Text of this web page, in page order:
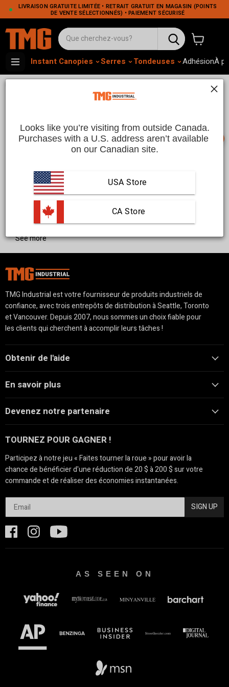
LIVRAISON GRATUITE LIMITÉE • RETRAIT GRATUIT EN MAGASIN (POINTS
DE VENTE SÉLECTIONNÉS) • PAIEMENT SÉCURISÉ
Voir le
Instant Canopies Serres Tondeuses AdhésionÀ
Home
Cribles À Rocher | TMG Industriel
Cribles à Roche | TMG Industrial CA
Améliorez vos processus de tri et de criblage de matériaux
avec les cribles à roche de TMG Industrial CA. Conçus pour
séparer et trier les roches, le gravier et les débris du sol et des
agrégats, nos cribles à roche sont idéaux pour les projets de
construction, d'aménagement paysager et d'exploitation
minière. Conçus pour la durabilité et l'efficacité, ces cribles
facilitent un tri précis des matériaux sur n'importe quel
chantier.
See more
TMG Industrial est votre fournisseur de produits industriels de
confiance, avec trois entrepôts de distribution à Seattle, Toronto
et Vancouver. Depuis 2007, nous sommes un choix fiable pour
les clients qui cherchent à accomplir leurs tâches !
Obtenir de l'aide
En savoir plus
Devenez notre partenaire
TOURNEZ POUR GAGNER !
Participez à notre jeu « Faites tourner la roue » pour avoir la
chance de bénéficier d'une réduction de 20 $ à 200 $ sur votre
commande et de réaliser des économies instantanées.
SIGN UP
AS SEEN ON
Looks like you’re visiting from outside Canada.
Purchases with a U.S. address aren’t available
on our Canadian site.
USA Store
CA Store